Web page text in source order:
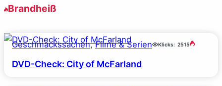
Brandheiß
Geschmackssachen, Filme & Serien Klicks: 2515
DVD-Check: City of McFarland